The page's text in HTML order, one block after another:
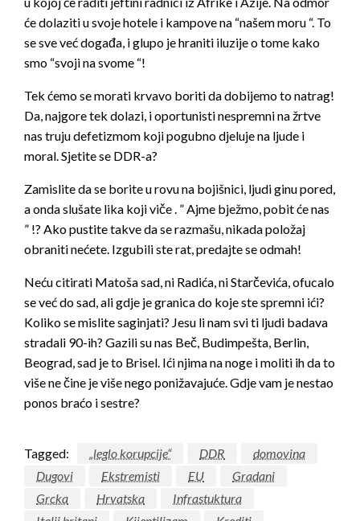
će dolaziti u svoje hotele i kampove na “našem moru “. To
se sve već događa, i glupo je hraniti iluzije o tome kako
smo “svoji na svome “!
Tek ćemo se morati krvavo boriti da dobijemo to natrag!
Da, najgore tek dolazi, i oportunisti nespremni na žrtve
nas truju defetizmom koji pogubno djeluje na ljude i
moral. Sjetite se DDR-a?
Zamislite da se borite u rovu na bojišnici, ljudi ginu pored,
a onda slušate lika koji viče . ” Ajme bježmo, pobit će nas
” !? Ako pustite takve da se razmašu, nikada položaj
obraniti nećete. Izgubili ste rat, predajte se odmah!
Neću citirati Matoša sad, ni Radića, ni Starčevića, ofucalo
se već do sad, ali gdje je granica do koje ste spremni ići?
Koliko se mislite saginjati? Jesu li nam svi ti ljudi badava
stradali 90-ih? Gazili su nas Beč, Budimpešta, Berlin,
Beograd, sad je to Brisel. Ići njima na noge i moliti ih da to
više ne čine je više nego ponižavajuće. Gdje vam je nestao
ponos braćo i sestre?
Tagged: „leglo korupcije“ DDR
domovina
Dugovi
Ekstremisti EU
Gradani
Grcka
Hrvatska
Infrastuktura